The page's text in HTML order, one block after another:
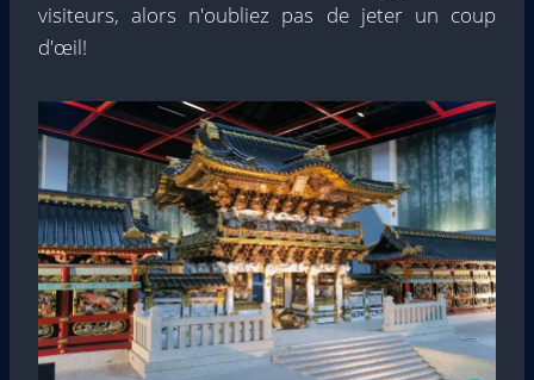
visiteurs, alors n'oubliez pas de jeter un coup
d'œil!